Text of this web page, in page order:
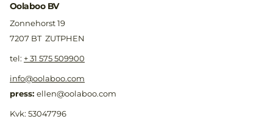
Oolaboo BV
Zonnehorst 19
7207 BT ZUTPHEN
​tel: + 31 575 509900
info@oolaboo.com
press: ellen@oolaboo.com
Kvk: 53047796